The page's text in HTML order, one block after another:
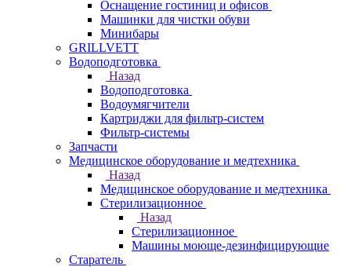
Оснащение гостиниц и офисов
Машинки для чистки обуви
Минибары
GRILLVETT
Водоподготовка
Назад
Водоподготовка
Водоумягчители
Картриджи для фильтр-систем
Фильтр-системы
Запчасти
Медицинское оборудование и медтехника
Назад
Медицинское оборудование и медтехника
Стерилизационное
Назад
Стерилизационное
Машины моюще-дезинфицирующие
Старатель